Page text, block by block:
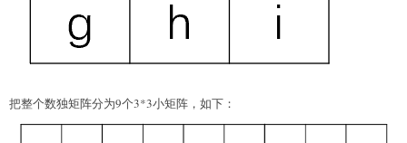
把整个数独矩阵分为9个3*3小矩阵，如下：